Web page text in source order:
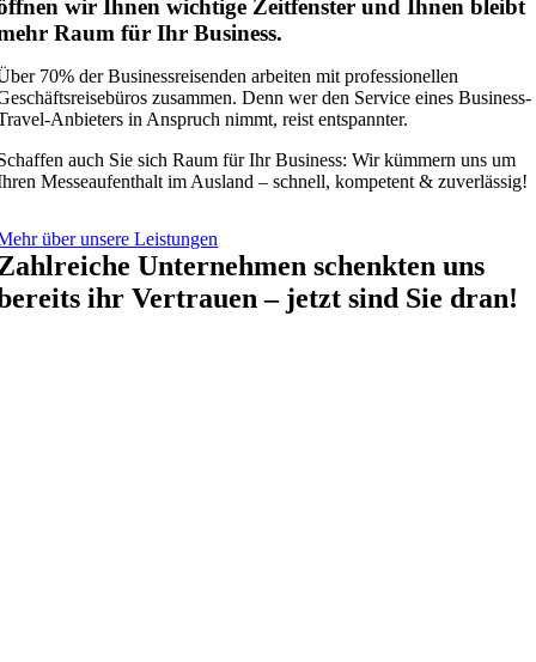
wir Ihnen wichtige Zeitfenster und Ihnen bleibt
Raum für Ihr Business.
70% der Businessreisenden arbeiten mit professionellen
zusammen. Denn wer den Service eines Business-
Anbieters in Anspruch nimmt, reist entspannter.
auch Sie sich Raum für Ihr Business: Wir kümmern uns um
Messeaufenthalt im Ausland – schnell, kompetent & zuverlässig!
über unsere Leistungen
Unternehmen schenkten uns
ihr Vertrauen – jetzt sind Sie dran!